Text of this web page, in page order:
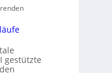
gestützte